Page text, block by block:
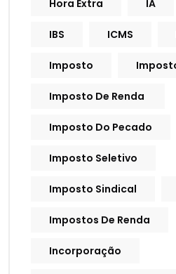
Hora Extra IA
IBS ICMS
Imposto
Imposto De Renda
Imposto Do Pecado
Imposto Seletivo
Imposto Sindical
Impostos De Renda
Incorporação